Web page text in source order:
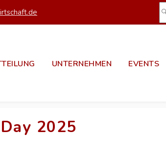
UNTERNEHMEN EVENTS
2025